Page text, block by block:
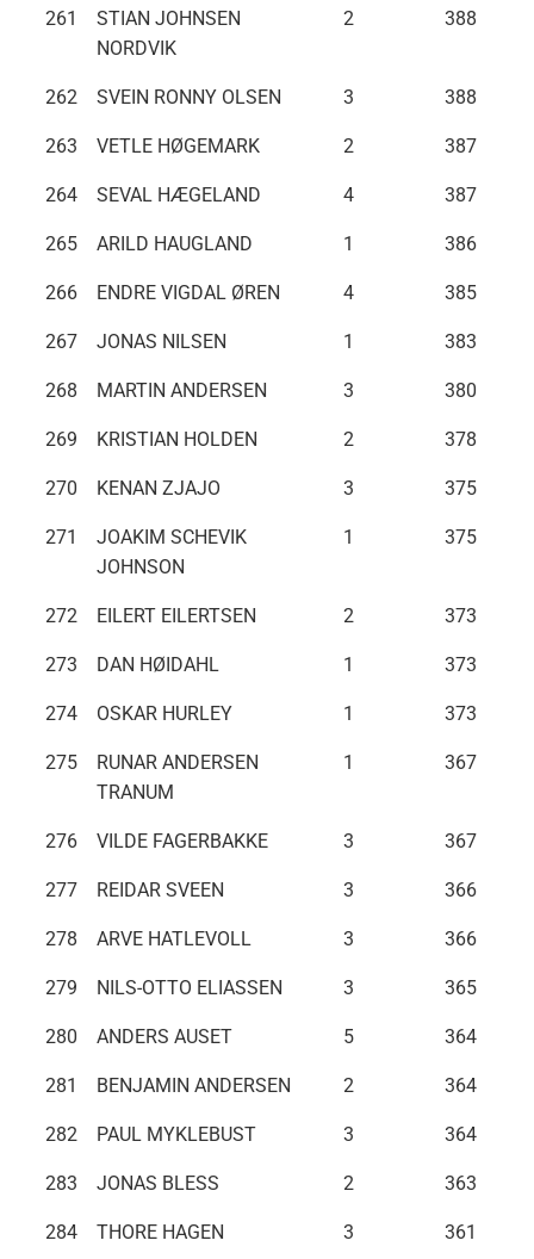
261
STIAN JOHNSEN
NORDVIK
2 388
262 SVEIN RONNY OLSEN 3 388
263 VETLE HØGEMARK 2 387
264 SEVAL HÆGELAND 4 387
265 ARILD HAUGLAND 1 386
266 ENDRE VIGDAL ØREN 4 385
267 JONAS NILSEN 1 383
268 MARTIN ANDERSEN 3 380
269 KRISTIAN HOLDEN 2 378
270 KENAN ZJAJO 3 375
271
JOAKIM SCHEVIK
JOHNSON
1 375
272 EILERT EILERTSEN 2 373
273 DAN HØIDAHL 1 373
274 OSKAR HURLEY 1 373
275
RUNAR ANDERSEN
TRANUM
1 367
276 VILDE FAGERBAKKE 3 367
277 REIDAR SVEEN 3 366
278 ARVE HATLEVOLL 3 366
279 NILS-OTTO ELIASSEN 3 365
280 ANDERS AUSET 5 364
281 BENJAMIN ANDERSEN 2 364
282 PAUL MYKLEBUST 3 364
283 JONAS BLESS 2 363
284 THORE HAGEN 3 361